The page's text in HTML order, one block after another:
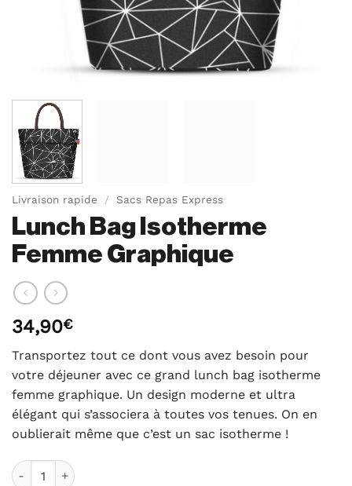
Livraison rapide / Sacs Repas Express
Lunch Bag Isotherme
Femme Graphique
34,90€
Transportez tout ce dont vous avez besoin pour
votre déjeuner avec ce grand lunch bag isotherme
femme graphique. Un design moderne et ultra
élégant qui s’associera à toutes vos tenues. On en
oublierait même que c’est un sac isotherme !
quantité de Lunch Bag Isotherme Femme Graphique